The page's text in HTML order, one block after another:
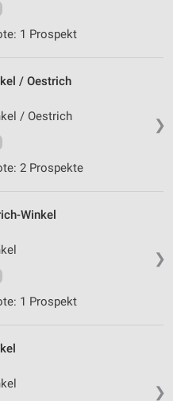
1 Prospekt
❯
/ Oestrich
/ Oestrich
2 Prospekte
❯
Winkel
1 Prospekt
❯